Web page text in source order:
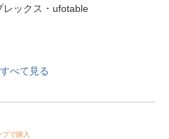
レックス・ufotable
すべて見る
プで購入